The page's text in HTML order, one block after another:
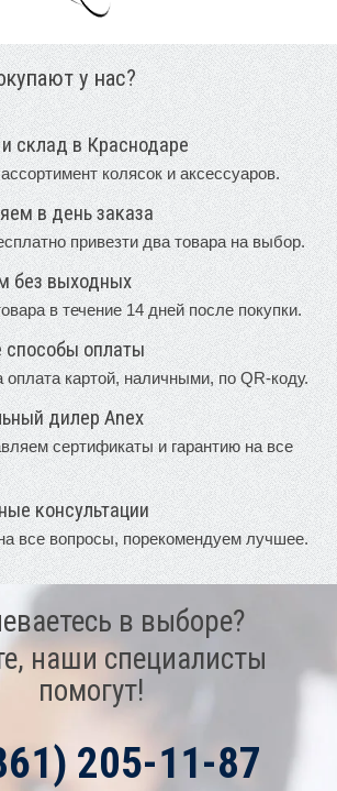
у нас?
склад в Краснодаре
колясок и аксессуаров.
в день заказа
привезти два товара на выбор.
без выходных
в течение 14 дней после покупки.
оплаты
оплата картой, наличными, по QR-коду.
дилер Anex
сертификаты и гарантию на все
консультации
все вопросы, порекомендуем лучшее.
в выборе?
наши специалисты
помогут!
205-11-87